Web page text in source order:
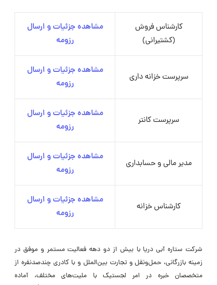
کارشناس فروش
(کشتیرانی)
مشاهده جزئیات و ارسال
رزومه
سرپرست خزانه داری
مشاهده جزئیات و ارسال
رزومه
سرپرست کانتر
مشاهده جزئیات و ارسال
رزومه
مدیر مالی و حسابداری
مشاهده جزئیات و ارسال
رزومه
کارشناس خزانه
مشاهده جزئیات و ارسال
رزومه
شرکت ستاره آبی دریا با بیش از دو دهه فعالیت مستمر و موفق در
زمینه بازرگانی، حمل‌ونقل و تجارت بین‌الملل و با کادری چندصدنفره از
متخصصان خبره در امر لجستیک با ملیت‌های مختلف، آماده